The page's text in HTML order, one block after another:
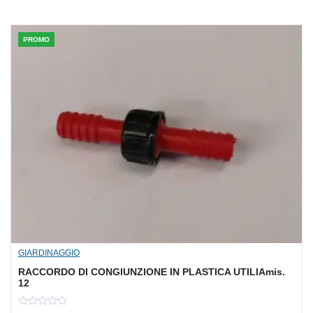
PROMO
GIARDINAGGIO
RACCORDO DI CONGIUNZIONE IN PLASTICA UTILIAmis.
12